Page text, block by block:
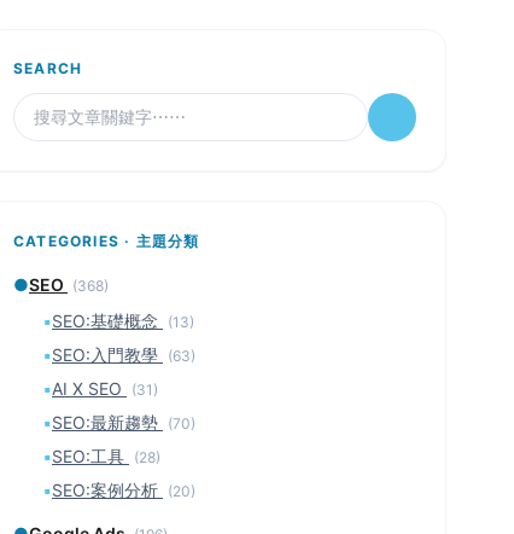
SEARCH
CATEGORIES · 主題分類
●SEO (368)
▪SEO:基礎概念 (13)
▪SEO:入門教學 (63)
▪AI X SEO (31)
▪SEO:最新趨勢 (70)
▪SEO:工具 (28)
▪SEO:案例分析 (20)